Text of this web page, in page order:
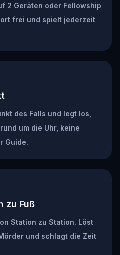
2 Geräten oder Fellowship
frei und spielt jederzeit
des Falls und legt los,
um die Uhr, keine
Guide.
zu Fuß
Station zu Station. Löst
und schlagt die Zeit